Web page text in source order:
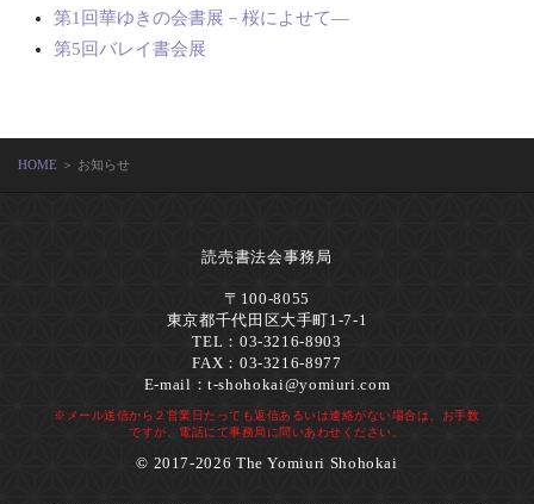
第1回華ゆきの会書展－桜によせて―
第5回バレイ書会展
HOME ＞ お知らせ
読売書法会事務局
〒100-8055
東京都千代田区大手町1-7-1
TEL：03-3216-8903
FAX：03-3216-8977
E-mail：t-shohokai@yomiuri.com
※メール送信から２営業日たっても返信あるいは連絡がない場合は、お手数
ですが、電話にて事務局に問いあわせください。
© 2017-2026 The Yomiuri Shohokai